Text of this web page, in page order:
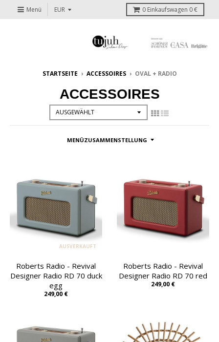
Menü 0 Einkaufswagen 0 €
STARTSEITE › ACCESSOIRES › OVAL + RADIO
ACCESSOIRES
MENÜZUSAMMENSTELLUNG
AUSVERKAUFT
Roberts Radio - Revival
Designer Radio RD 70 duck
egg
249,00 €
Roberts Radio - Revival
Designer Radio RD 70 red
249,00 €